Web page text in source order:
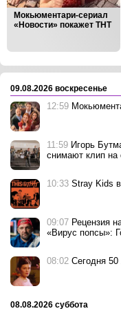
Мокьюментари-сериал
«Новости» покажет ТНТ
09.08.2026 воскресенье
12:59
11:59 Игорь
снимают клип на
10:33 Stray Kids
09:07 Рецензия
«Вирус попсы»:
08:02 Сегодня
08.08.2026 суббота